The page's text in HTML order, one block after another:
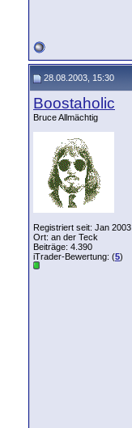
28.08.2003, 15:30
Boostaholic
Bruce Allmächtig
Registriert seit: Jan 2003
Ort: an der Teck
Beiträge: 4.390
iTrader-Bewertung: (5)